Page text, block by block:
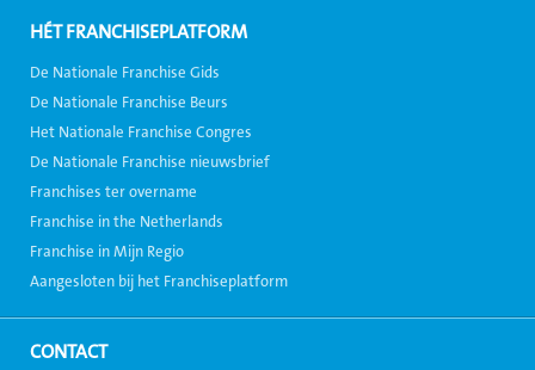
HÉT FRANCHISEPLATFORM
De Nationale Franchise Gids
De Nationale Franchise Beurs
Het Nationale Franchise Congres
De Nationale Franchise nieuwsbrief
Franchises ter overname
Franchise in the Netherlands
Franchise in Mijn Regio
Aangesloten bij het Franchiseplatform
CONTACT